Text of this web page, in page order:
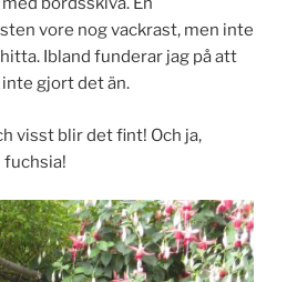
vore nog vackrast, men inte
Ibland funderar jag på att
gjort det än.
visst blir det fint! Och ja,
fuchsia!